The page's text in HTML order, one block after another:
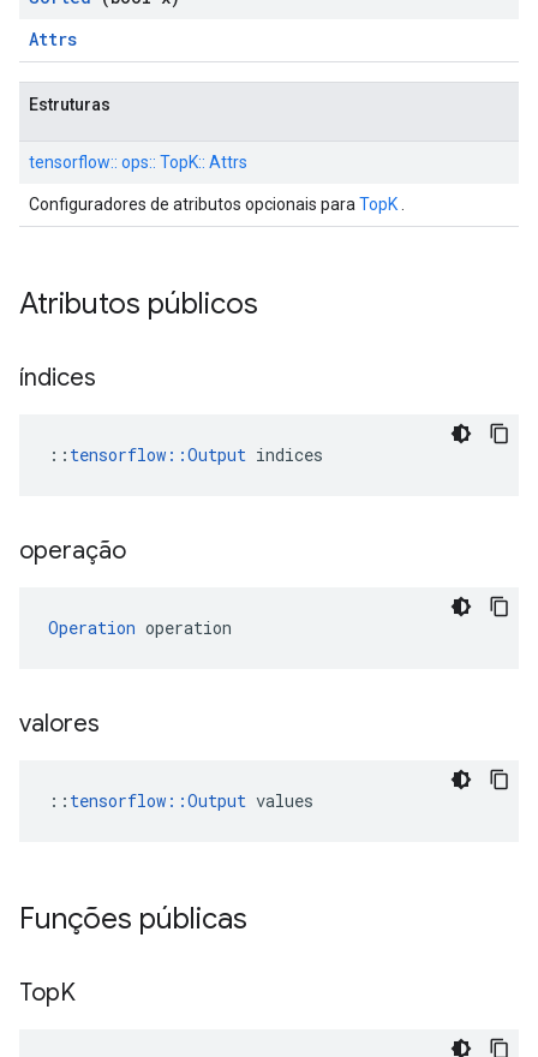
Attrs
Estruturas
tensorflow:: ops:: TopK:: Attrs
Configuradores de atributos opcionais para TopK
Atributos públicos
índices
:: tensorflow::Output indices
operação
Operation operation
valores
:: tensorflow::Output values
Funções públicas
TopK